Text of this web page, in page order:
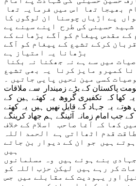
بھیجا تھا اس میں فرمایہ تھا
پے اڑیاں چوسنا ان لوگوں کا
حسینی کی طرح اپنے سینے پے
کے مقدس پیغام کو آگے بڑھانے کے
کرکے تشیع کے پیغام کو آگے
بڑھانا یہ امتیاز ہے
میں سے ہے نہ جھکنا نہ بکنا
نا کمپرو مایز کرنا یہ بھی تشیع
کسی مین نحیں پایی جاتیں ۔
پاکستان کے بڑے زمیندار سے ملاقات
کھا کہ تکفیری گروھ یہ کھتے ہین کے
ھوتے یہ جہاد کے قایل نھیں ہیں یہ کھتے
کے جب امام زمانہ آئینگے ہم جھاد کرینگے
کھا کہ آغا صاحب اسلام کے خلاف
قدم اٹھااتی ہے الحمد اللہ
ہیں جو ان کے دیوار بن جاتے
ہیں
بنے ہوئے ہیں وہ مسلمانوں
کر رہے ہیں لیکن حزب اللہ کو
اور یہودیت کے مقابلے میں جس